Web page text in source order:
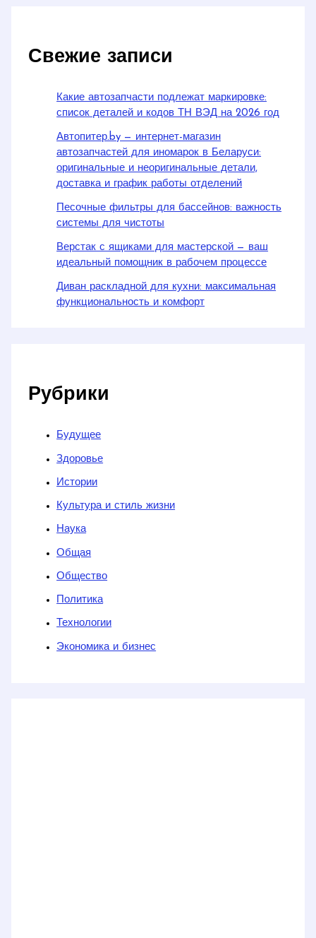
Свежие записи
Какие автозапчасти подлежат маркировке:
список деталей и кодов ТН ВЭД на 2026 год
Автопитер.by — интернет-магазин
автозапчастей для иномарок в Беларуси:
оригинальные и неоригинальные детали,
доставка и график работы отделений
Песочные фильтры для бассейнов: важность
системы для чистоты
Верстак с ящиками для мастерской — ваш
идеальный помощник в рабочем процессе
Диван раскладной для кухни: максимальная
функциональность и комфорт
Рубрики
Будущее
Здоровье
Истории
Культура и стиль жизни
Наука
Общая
Общество
Политика
Технологии
Экономика и бизнес